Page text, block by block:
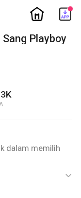
ic_home
Playboy
dalam memilih
ic_default